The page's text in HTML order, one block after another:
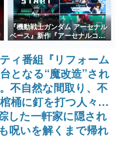
上！ ページビュー数万以上！ などな
まれた、電ファミ渾身の“殿堂入り”記
ーの方々に製作時のエピソードをお
画（ゲーム）とは何か？を探ってい
けない。『赫本』は、〈試験問題〉
ー小説集です。
事だけでなくステージショーや
没入型のホラー体験も楽しめる
『機動戦士ガンダム アーセナル
ベース』新作『アーセナルコマ
ンダー』発表！
ィ番組『リフォーム
となる“魔改造”され
不自然な間取り、不
桶に釘を打つ人々…
した一軒家に隠され
呪いを解くまで帰れ